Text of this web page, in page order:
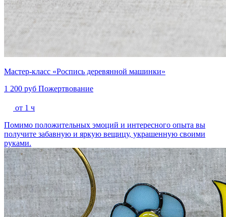
Мастер-класс «Роспись деревянной машинки»
1 200 руб Пожертвование
от 1 ч
Помимо положительных эмоций и интересного опыта вы
получите забавную и яркую вещицу, украшенную своими
руками.